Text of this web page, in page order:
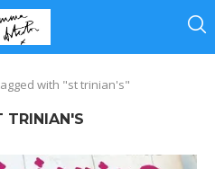
with "st trinian's"
TRINIAN'S